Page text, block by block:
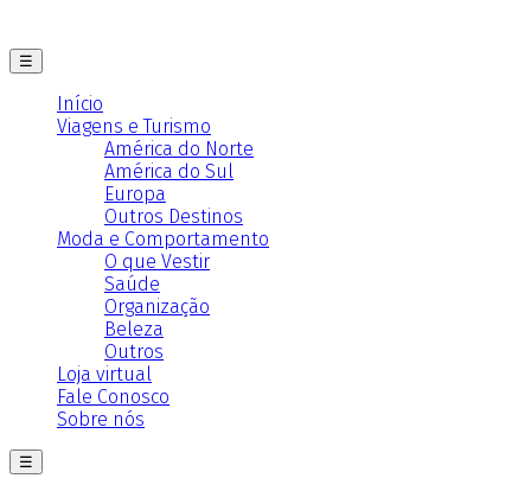
☰
Início
Viagens e Turismo
América do Norte
América do Sul
Europa
Outros Destinos
Moda e Comportamento
O que Vestir
Saúde
Organização
Beleza
Outros
Loja virtual
Fale Conosco
Sobre nós
☰